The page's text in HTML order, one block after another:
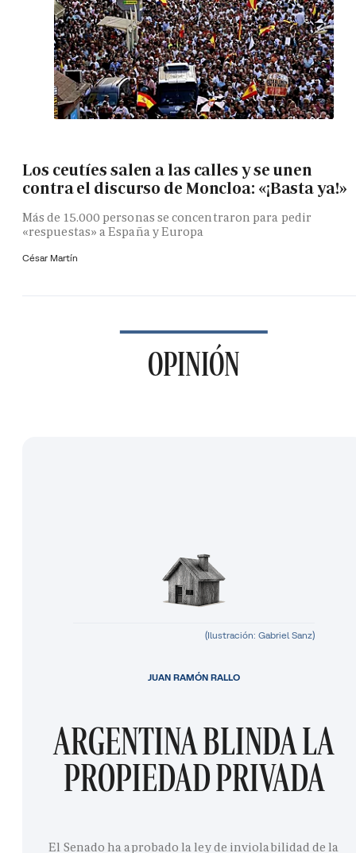
Los ceutíes salen a las calles y se unen
contra el discurso de Moncloa: «¡Basta ya!»
Más de 15.000 personas se concentraron para pedir
«respuestas» a España y Europa
César Martín
OPINIÓN
(Ilustración: Gabriel Sanz)
ARGENTINA BLINDA LA
PROPIEDAD PRIVADA
El Senado ha aprobado la ley de inviolabilidad de la
JUAN RAMÓN RALLO